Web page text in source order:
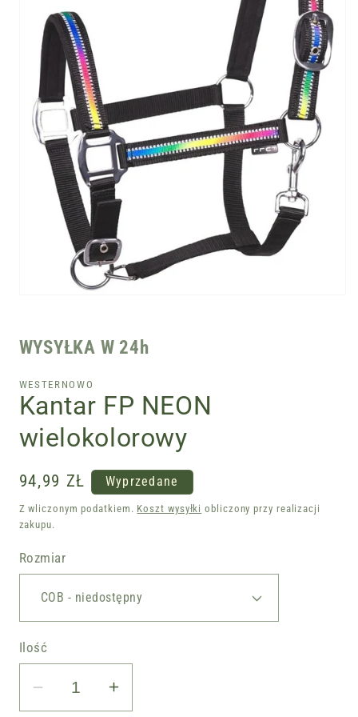
oknie
WYSYŁKA W 24h
WESTERNOWO
Kantar FP NEON
wielokolorowy
Cena
regularna
94,99 ZŁ Wyprzedane
Z wliczonym podatkiem. Koszt wysyłki obliczony przy realizacji
zakupu.
Rozmiar
Ilość
Zmniejsz Zwiększ